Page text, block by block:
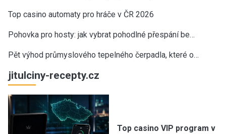
Top casino automaty pro hráče v ČR 2026
Pohovka pro hosty: jak vybrat pohodlné přespání be…
Pět výhod průmyslového tepelného čerpadla, které o…
jitulciny-recepty.cz
Top casino VIP program v